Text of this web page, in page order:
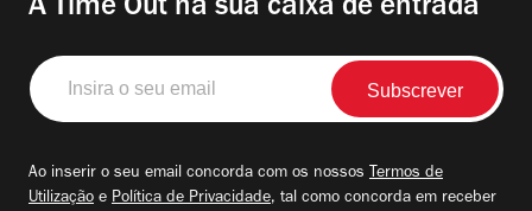
A Time Out na sua caixa de entrada
Insira
o
seu
Ao inserir o seu email concorda com os nossos Termos de
Utilização e Política de Privacidade, tal como concorda em receber